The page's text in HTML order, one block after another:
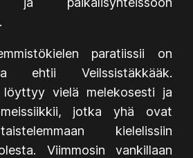
paratiissii on
ehtii Veilssistäkkääk.
löyttyy vielä melekosesti ja
jotka yhä ovat
kielelissiin
Viimmosin vankillaan